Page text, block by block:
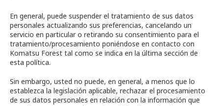
En general, puede suspender el tratamiento de sus datos
personales actualizando sus preferencias, cancelando un
servicio en particular o retirando su consentimiento para el
tratamiento/procesamiento poniéndose en contacto con
Komatsu Forest tal como se indica en la última sección de
esta política.
Sin embargo, usted no puede, en general, a menos que lo
establezca la legislación aplicable, rechazar el procesamiento
de sus datos personales en relación con la información que